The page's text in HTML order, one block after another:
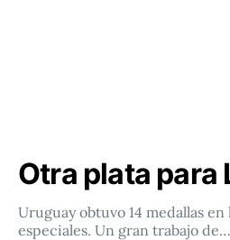
Otra plata para
Uruguay obtuvo 14 medallas
especiales. Un gran trabajo de…